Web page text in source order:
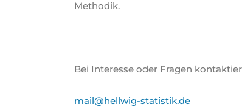
Methodik.
Bei Interesse oder Fragen
mail@hellwig-statistik.de